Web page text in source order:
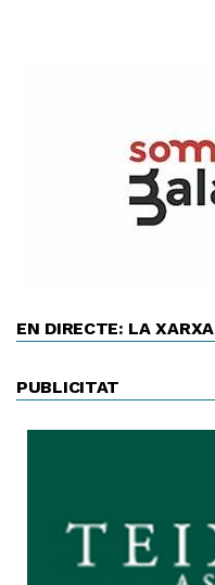
EN DIRECTE: LA XARXA
PUBLICITAT